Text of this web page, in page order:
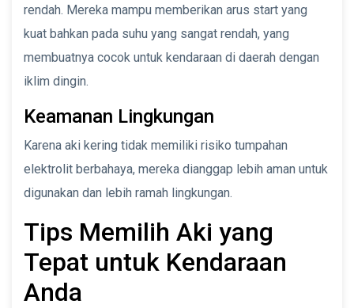
rendah. Mereka mampu memberikan arus start yang
kuat bahkan pada suhu yang sangat rendah, yang
membuatnya cocok untuk kendaraan di daerah dengan
iklim dingin.
Keamanan Lingkungan
Karena aki kering tidak memiliki risiko tumpahan
elektrolit berbahaya, mereka dianggap lebih aman untuk
digunakan dan lebih ramah lingkungan.
Tips Memilih Aki yang
Tepat untuk Kendaraan
Anda